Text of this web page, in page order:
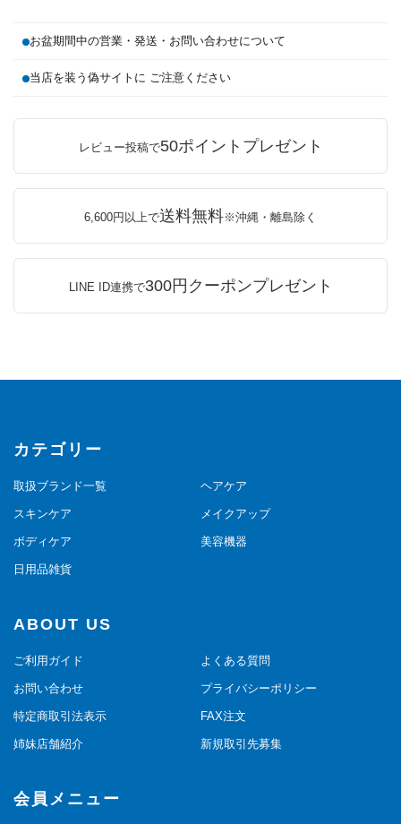
お盆期間中の営業・発送・お問い合わせについて
当店を装う偽サイトに ご注意ください
レビュー投稿で50ポイントプレゼント
6,600円以上で送料無料※沖縄・離島除く
LINE ID連携で300円クーポンプレゼント
カテゴリー
取扱ブランド一覧 ヘアケア
スキンケア メイクアップ
ボディケア 美容機器
日用品雑貨
ABOUT US
ご利用ガイド よくある質問
お問い合わせ プライバシーポリシー
特定商取引法表示 FAX注文
姉妹店舗紹介 新規取引先募集
会員メニュー